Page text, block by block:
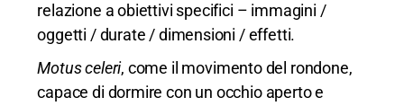
relazione a obiettivi specifici – immagini /
oggetti / durate / dimensioni / effetti.
Motus celeri, come il movimento del rondone,
capace di dormire con un occhio aperto e